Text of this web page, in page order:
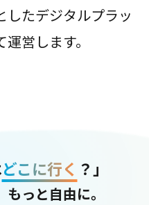
たデジタルプラッ
営します。
どこに行く ？」
っと自由に。